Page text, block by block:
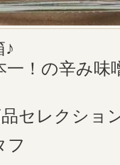
♪
一！の辛み味
セレクショ
フ